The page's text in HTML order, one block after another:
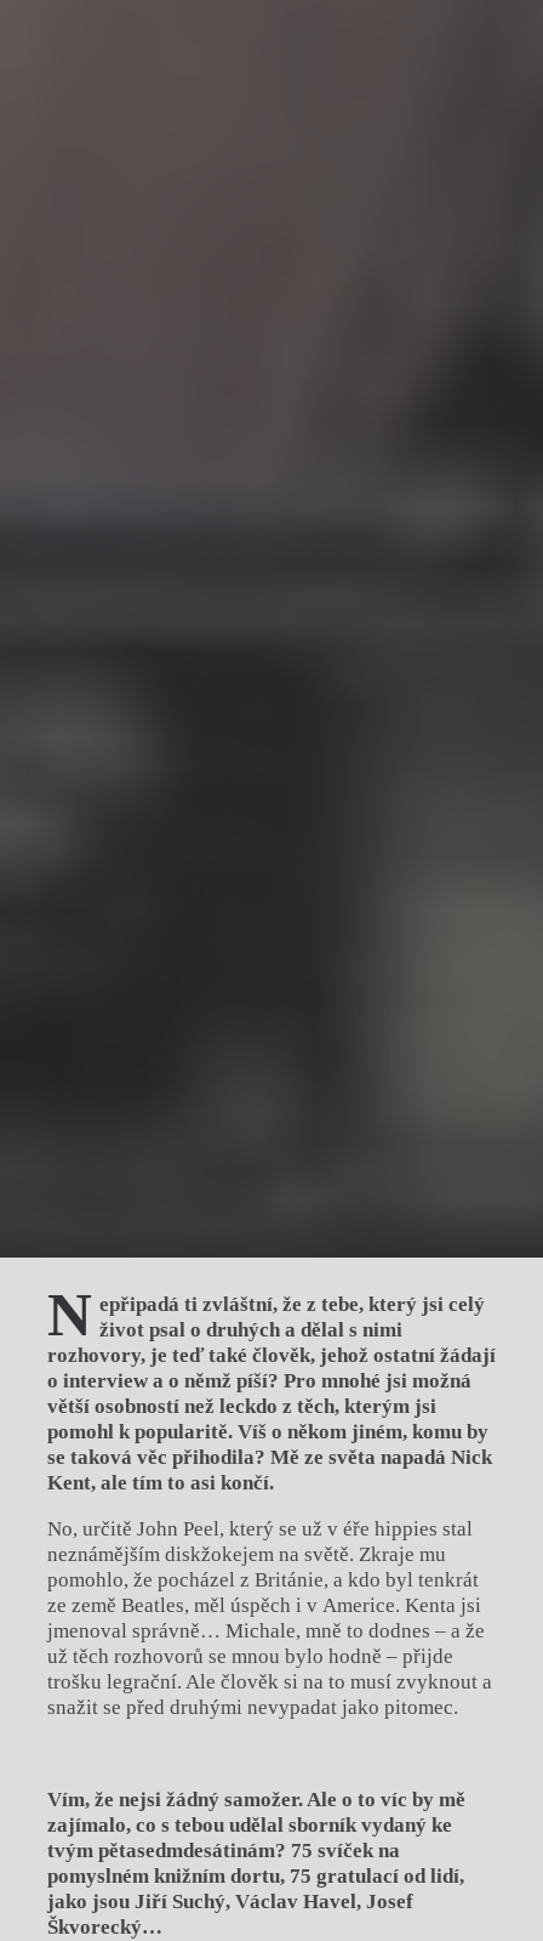
N epřipadá ti zvláštní, že z tebe, který jsi celý
život psal o druhých a dělal s nimi
rozhovory, je teď také člověk, jehož ostatní žádají
o interview a o němž píší? Pro mnohé jsi možná
větší osobností než leckdo z těch, kterým jsi
pomohl kpopularitě. Víš o někom jiném, komu by
se taková věc přihodila? Mě ze světa napadá Nick
Kent, ale tím to asi končí.
No, určitě John Peel, který se už v éře hippies stal
neznámějším diskžokejem na světě. Zkraje mu
pomohlo, že pocházel z Británie, a kdo byl tenkrát
ze země Beatles, měl úspěch i v Americe. Kenta jsi
jmenoval správně… Michale, mně to dodnes – a že
už těch rozhovorů se mnou bylo hodně – přijde
trošku legrační. Ale člověk si na to musí zvyknout a
snažit se před druhými nevypadat jako pitomec.
Vím, že nejsi žádný samožer. Ale o to víc by mě
zajímalo, co s tebou udělal sborník vydaný ke
tvým pětasedmdesátinám? 75 svíček na
pomyslném knižním dortu, 75 gratulací od lidí,
jako jsou Jiří Suchý, Václav Havel, Josef
Škvorecký…